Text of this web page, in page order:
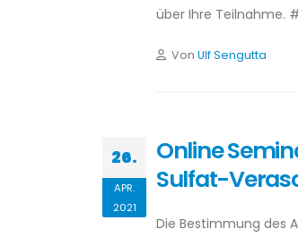
über Ihre Teilnahme.
Von Ulf Sengutta
26.
APR.
2021
Online
Sulfat-
Die Bestimmung des